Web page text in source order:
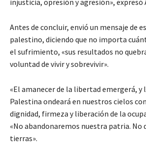
Antes de concluir, envió un mensaje de
palestino, diciendo que no importa
el sufrimiento, «sus resultados no
voluntad de vivir y sobrevivir».
«El amanecer de la libertad emergerá, y
Palestina ondeará en nuestros cielos
dignidad, firmeza y liberación de la
«No abandonaremos nuestra patria. No
tierras».